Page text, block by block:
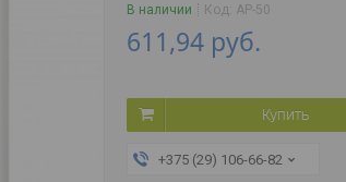
В наличии Код: АР-50
611,94 руб.
Купить
+375 (29) 106-66-82